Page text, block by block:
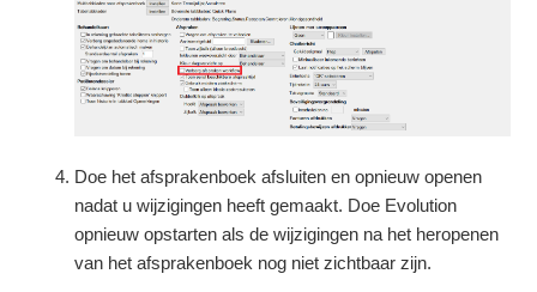
Doe het afsprakenboek afsluiten en opnieuw openen
nadat u wijzigingen heeft gemaakt. Doe Evolution
opnieuw opstarten als de wijzigingen na het heropenen
van het afsprakenboek nog niet zichtbaar zijn.